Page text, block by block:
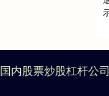
国内股票炒股杠杆公司